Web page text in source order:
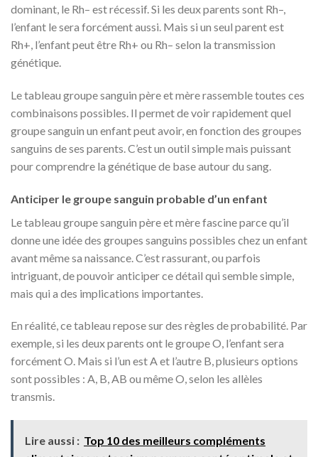
dominant, le Rh– est récessif. Si les deux parents sont Rh–,
l’enfant le sera forcément aussi. Mais si un seul parent est
Rh+, l’enfant peut être Rh+ ou Rh– selon la transmission
génétique.
Le tableau groupe sanguin père et mère rassemble toutes ces
combinaisons possibles. Il permet de voir rapidement quel
groupe sanguin un enfant peut avoir, en fonction des groupes
sanguins de ses parents. C’est un outil simple mais puissant
pour comprendre la génétique de base autour du sang.
Anticiper le groupe sanguin probable d’un enfant
Le tableau groupe sanguin père et mère fascine parce qu’il
donne une idée des groupes sanguins possibles chez un enfant
avant même sa naissance. C’est rassurant, ou parfois
intriguant, de pouvoir anticiper ce détail qui semble simple,
mais qui a des implications importantes.
En réalité, ce tableau repose sur des règles de probabilité. Par
exemple, si les deux parents ont le groupe O, l’enfant sera
forcément O. Mais si l’un est A et l’autre B, plusieurs options
sont possibles : A, B, AB ou même O, selon les allèles
transmis.
Lire aussi : Top 10 des meilleurs compléments